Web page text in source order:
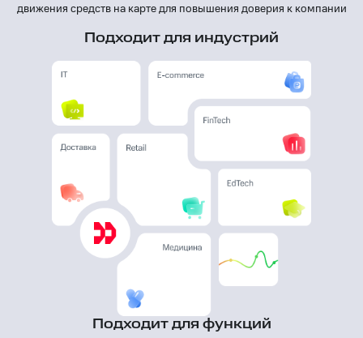
движения средств на карте для повышения доверия к компании
Подходит для индустрий
Подходит для функций